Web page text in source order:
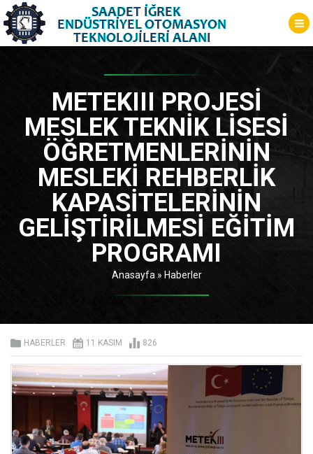
METEKIII PROJESI
MESLEK TEKNIK LISESI
ÖĞRETMENLERININ
MESLEKI REHBERLIK
KAPASITELERININ
GELIŞTIRILMESI EĞITIM
PROGRAMI
Anasayfa » Haberler
HABERLER 11 KASIM 826